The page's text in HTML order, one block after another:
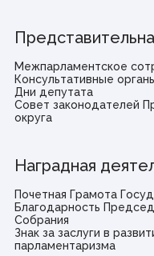
Межпарламентское
Консультативные
Дни депутата
Совет законодателей
округа
Наградная
Почетная Грамота
Благодарность
Собрания
Знак за заслуги в
парламентаризма